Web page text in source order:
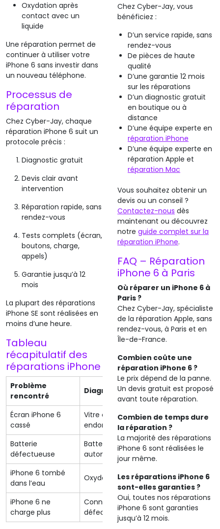
Oxydation après
contact avec un
liquide
Une réparation permet de
continuer à utiliser votre
iPhone 6 sans investir dans
un nouveau téléphone.
Processus de
réparation
Chez Cyber-Jay, chaque
réparation iPhone 6 suit un
protocole précis :
Diagnostic gratuit
Devis clair avant
intervention
Réparation rapide, sans
rendez-vous
Tests complets (écran,
boutons, charge,
appels)
Garantie jusqu’à 12
mois
La plupart des réparations
iPhone SE sont réalisées en
moins d’une heure.
Tableau
récapitulatif des
réparations iPhone
Problème
rencontré
Diagnostic possible
Écran iPhone 6
cassé
Vitre et LCD
endommagés
Batterie
défectueuse
Batterie usée ou
autonomie réduite
iPhone 6 tombé
dans l’eau
Oxydation interne
carte mère
iPhone 6 ne
charge plus
Connecteur Lightning
défectueux
de charge
Chez Cyber-Jay, vous
bénéficiez :
D’un service rapide, sans
rendez-vous
De pièces de haute
qualité
D’une garantie 12 mois
sur les réparations
D’un diagnostic gratuit
en boutique ou à
distance
D’une équipe experte en
réparation iPhone
D’une équipe experte en
réparation Apple et
réparation Mac
Vous souhaitez obtenir un
devis ou un conseil ?
Contactez-nous dès
maintenant ou découvrez
notre guide complet sur la
réparation iPhone.
FAQ – Réparation
iPhone 6 à Paris
Où réparer un iPhone 6 à
Paris ?
Chez Cyber-Jay, spécialiste
de la réparation Apple, sans
rendez-vous, à Paris et en
Île-de-France.
Combien coûte une
réparation iPhone 6 ?
Le prix dépend de la panne.
Un devis gratuit est proposé
avant toute réparation.
Combien de temps dure
la réparation ?
La majorité des réparations
iPhone 6 sont réalisées le
jour même.
Les réparations iPhone 6
sont-elles garanties ?
Oui, toutes nos réparations
iPhone 6 sont garanties
jusqu’à 12 mois.